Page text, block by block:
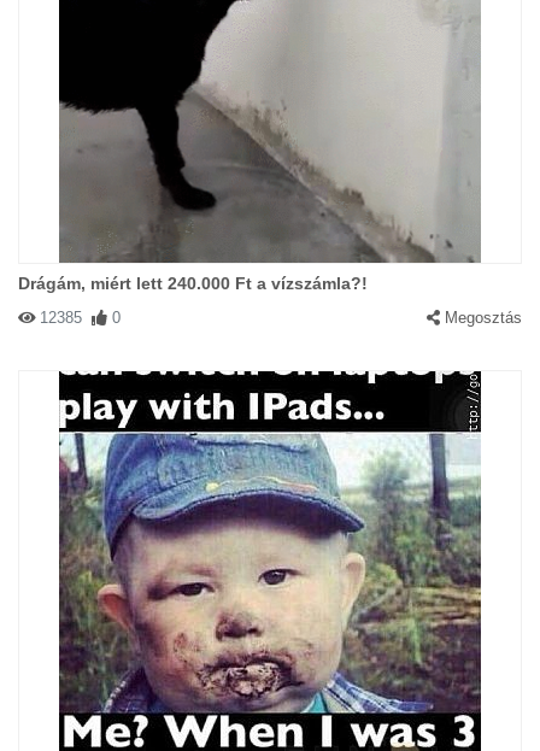
Drágám, miért lett 240.000 Ft a vízszámla?!
12385 0 Megosztás